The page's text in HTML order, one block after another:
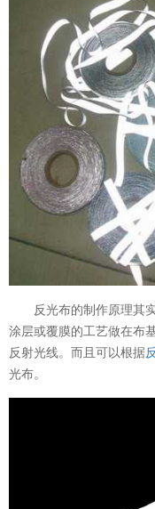
反光布的制作原理其
涂层或覆膜的工艺做在布
反射光线。而且可以根据
光布。